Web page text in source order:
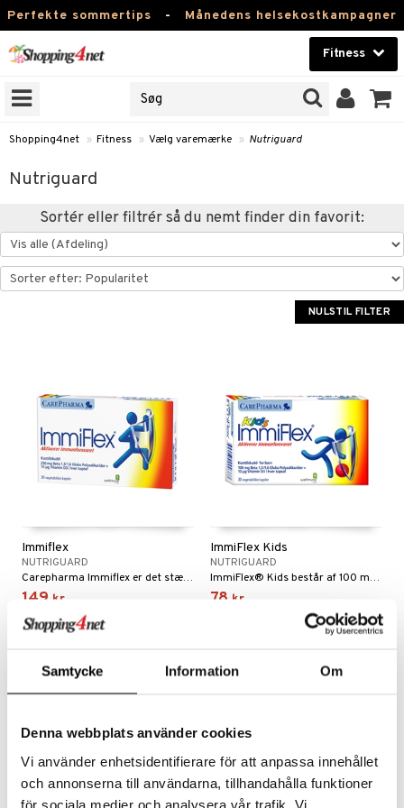
Samtycke Information Om
Denna webbplats använder cookies
Vi använder enhetsidentifierare för att anpassa innehållet
och annonserna till användarna, tillhandahålla funktioner
för sociala medier och analysera vår trafik. Vi
Perfekte sommertips - Månedens helsekostkampagner
Fitness
Skønhed
Kontaktlinser
Helsekost
Fitness
Hjem & Indretning
Kampagner
Shopping4net » Fitness » Vælg varemærke » Nutriguard
Nutriguard
Sortér eller filtrér så du nemt finder din favorit:
NULSTIL FILTER
Immiflex
NUTRIGUARD
Carepharma Immiflex er det stærkeste Betaglukan-produkt (immunoglukan) på markedet, med over 80% WPG Wellmune Betaglukaner.
149 kr.
ImmiFlex Kids
NUTRIGUARD
ImmiFlex® Kids består af 100 mg Wellmune WGP og vitamin D, som bidrager til immunsystemets normale funktion.
78 kr.
Tabletter
& Drikke
Æggeprotein
& Muskelsmerter
& svar